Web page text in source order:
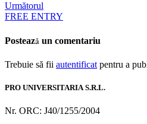
Următorul
FREE ENTRY
Postează un comentariu
Trebuie să fii autentificat pentru a
PRO UNIVERSITARIA S.R.L.
Nr. ORC: J40/1255/2004